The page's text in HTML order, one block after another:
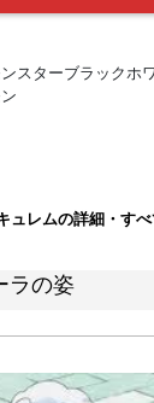
スターブラックホ
ュレムの詳細・す
ラの姿